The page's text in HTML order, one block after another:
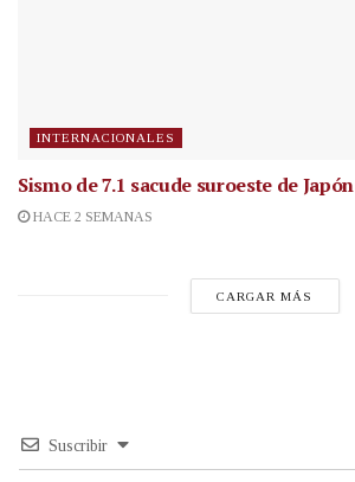
INTERNACIONALES
Sismo de 7.1 sacude suroeste de Japón
HACE 2 SEMANAS
CARGAR MÁS
Suscribir